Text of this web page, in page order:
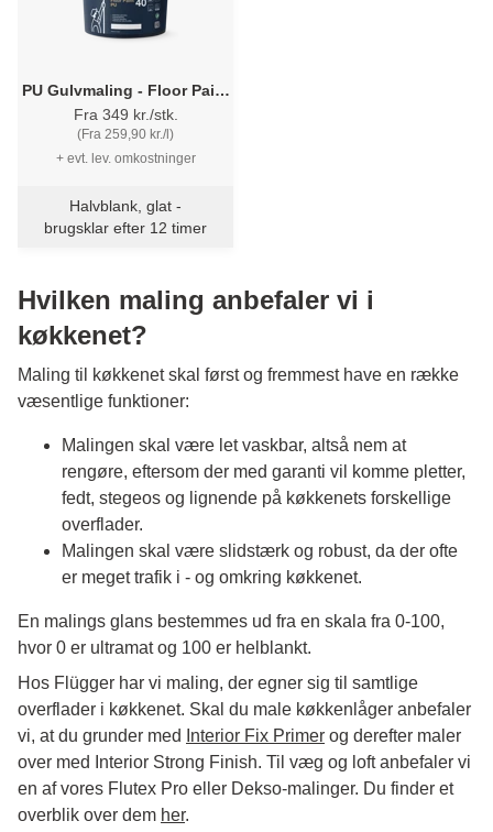
PU Gulvmaling - Floor Paint
PU Flügger
Fra 349 kr./stk.
(Fra 259,90 kr./l)
+ evt. lev. omkostninger
Halvblank, glat -
brugsklar efter 12 timer
Hvilken maling anbefaler vi i
køkkenet?
Maling til køkkenet skal først og fremmest have en række
væsentlige funktioner:
Malingen skal være let vaskbar, altså nem at
rengøre, eftersom der med garanti vil komme pletter,
fedt, stegeos og lignende på køkkenets forskellige
overflader.
Malingen skal være slidstærk og robust, da der ofte
er meget trafik i - og omkring køkkenet.
En malings glans bestemmes ud fra en skala fra 0-100,
hvor 0 er ultramat og 100 er helblankt.
Hos Flügger har vi maling, der egner sig til samtlige
overflader i køkkenet. Skal du male køkkenlåger anbefaler
vi, at du grunder med
Interior Fix Primer og derefter maler
over med Interior Strong Finish. Til væg og loft anbefaler vi
en af vores Flutex Pro eller Dekso-malinger. Du finder et
overblik over dem her.